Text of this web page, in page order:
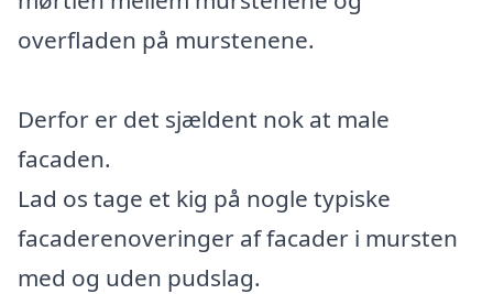
overfladen på murstenene.
Derfor er det sjældent nok at male
facaden.
Lad os tage et kig på nogle typiske
facaderenoveringer af facader i mursten
med og uden pudslag.